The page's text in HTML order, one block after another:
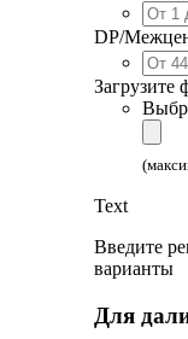
DP/
Загрузите
Text
Введите
варианты
Для